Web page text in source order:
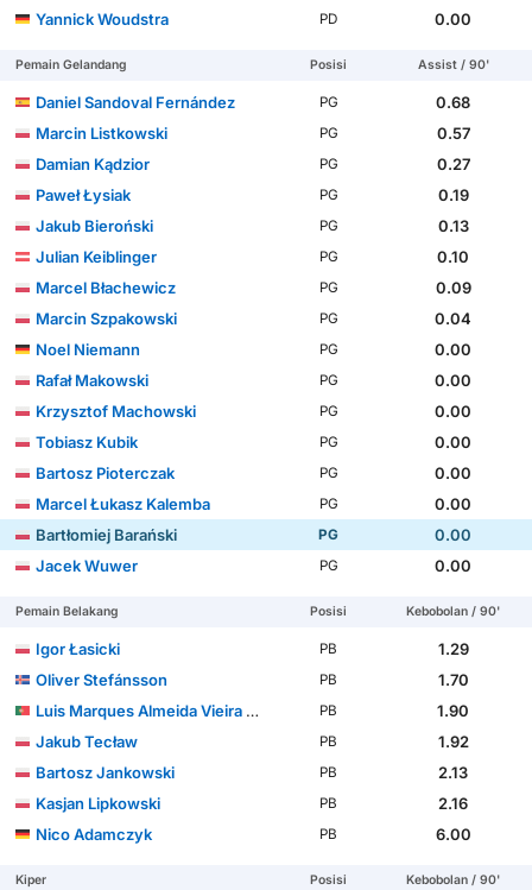
Yannick Woudstra PD 0.00
Pemain Gelandang Posisi Assist / 90'
Daniel Sandoval Fernández PG
0.68
Marcin Listkowski
PG
0.57
Damian Kądzior
PG
0.27
Paweł Łysiak
PG
0.19
Jakub Bieroński
PG
0.13
Julian Keiblinger
PG
0.10
Marcel Błachewicz
PG
0.09
Marcin Szpakowski
PG
0.04
Noel Niemann
PG
0.00
Rafał Makowski
PG
0.00
Krzysztof Machowski
PG
0.00
Tobiasz Kubik
PG
0.00
Bartosz Pioterczak
PG
0.00
Marcel Łukasz Kalemba
PG
0.00
Bartłomiej Barański
PG
0.00
Jacek Wuwer
PG 0.00
Pemain Belakang Posisi Kebobolan / 90'
Igor Łasicki PB
1.29
Oliver Stefánsson
PB
1.70
Luis Marques Almeida Vieira Silva
PB
1.90
Jakub Tecław
PB
1.92
Bartosz Jankowski
PB
2.13
Kasjan Lipkowski
PB
2.16
Nico Adamczyk
PB 6.00
Kiper Posisi Kebobolan / 90'